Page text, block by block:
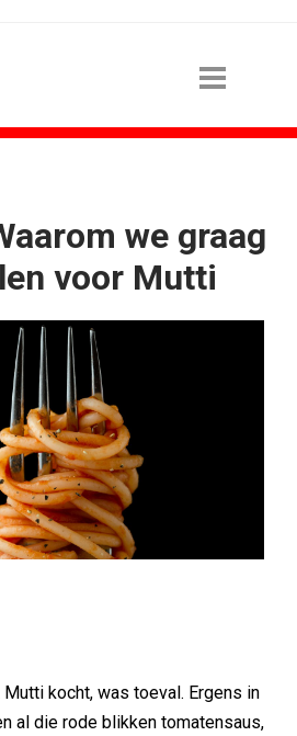
we graag
voor Mutti
kocht, was toeval. Ergens in
al die rode blikken tomatensaus,